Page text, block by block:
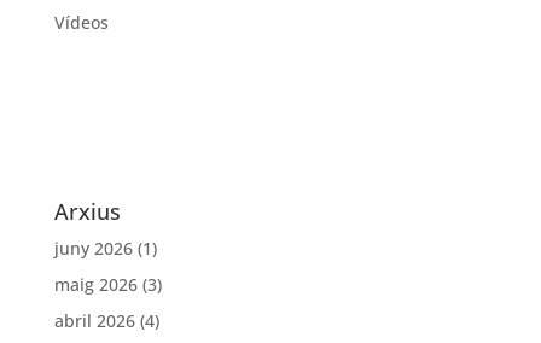
Vídeos
Arxius
juny 2026(1)
maig 2026(3)
abril 2026(4)